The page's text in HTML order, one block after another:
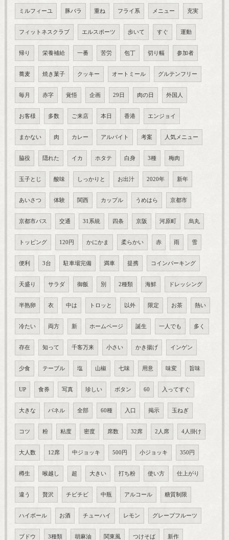
ミルフィーユ 豚バラ 重ね フライ系 メニュー 充実
フィットネスクラブ エルスポーツ 歩いて すぐ 運動
帰り 栄養補給 一番 苦労 包丁 切り幅 参加者
蕎麦 焼き菓子 クッキー オートミール グルテンフリー
毎月 赤字 覚悟 企画 29日 肉の日 外国人
お客様 多数 ご来店 本日 香港 エンジョイ
まかない 肉 カレー アルバイト 考案 人気メニュー
脇役 隠れた イカ ホタテ 白身 3種 梅肉
玉子とじ 酸味 しっかりと お出汁 2020年 新年
あいさつ 体験 関西 カップル うめはら 京都市
京都市バス 交通 31系統 四条 京阪 河原町 烏丸
トッピング 120円 かにかま 柔らかい 赤 雨 雪
便利 3台 駐車場完備 満車 提携 コインパーキング
天盛り サラダ 御飯 別 2種類 海鮮 ドレッシング
半熟卵 衣 中は トロッと 以外 限定 お茶 熱い
冷たい 両方 新 ホームページ 誕生 一人でも 多く
存在 知って 千客万来 小さい かき揚げ インゲン
少食 テーブル 塩 山椒 七味 用意 味変 旨味
UP 食券 写真 珍しい ボタン 60 入ってすぐ
大きな パネル 全部 60種 入口 掲示 玉ねぎ
コツ 粉 粘度 密度 席数 32席 2人席 4人掛け
大人数 12席 中ジョッキ 500円 小ジョッキ 350円
樽生 喉越し 超 大きい 打ち粉 使い方 仕上がり
違う 贅沢 チビチビ 中瓶 アルコール 糖質制限
ハイボール お酒 チューハイ レモン グレープフルーツ
ブドウ 3種類 胡麻油 関東風 つけそば 新作